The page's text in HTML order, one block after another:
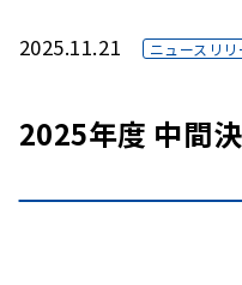
2025.11.21 ニュースリリ
2025年度 中間